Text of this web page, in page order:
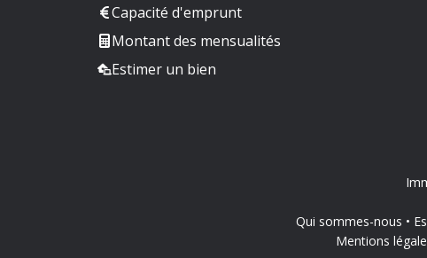
Capacité d'emprunt
Montant des mensualités
Estimer un bien
Qui sommes-nous
Mentions